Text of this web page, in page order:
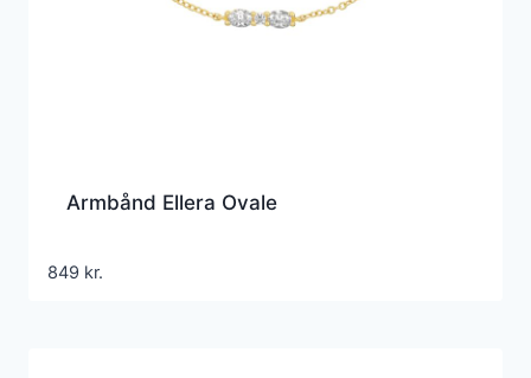
Armbånd Ellera Ovale
849 kr.